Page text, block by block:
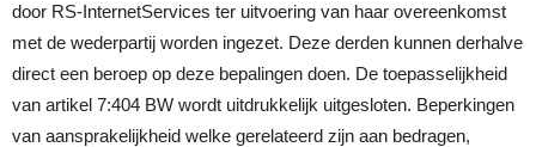
door RS-InternetServices ter uitvoering van haar overeenkomst
met de wederpartij worden ingezet. Deze derden kunnen derhalve
direct een beroep op deze bepalingen doen. De toepasselijkheid
van artikel 7:404 BW wordt uitdrukkelijk uitgesloten. Beperkingen
van aansprakelijkheid welke gerelateerd zijn aan bedragen,